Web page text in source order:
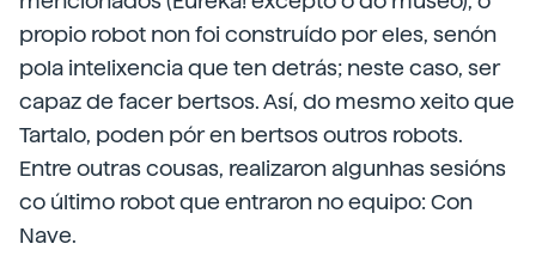
propio robot non foi construído por eles, senón
pola intelixencia que ten detrás; neste caso, ser
capaz de facer bertsos. Así, do mesmo xeito que
Tartalo, poden pór en bertsos outros robots.
Entre outras cousas, realizaron algunhas sesións
co último robot que entraron no equipo: Con
Nave.